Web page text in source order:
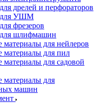
дрелей и перфораторов
для УШМ
фрезеров
шлифмашин
материалы для нейлеров
материалы для пил
материалы для садовой
материалы для
машин